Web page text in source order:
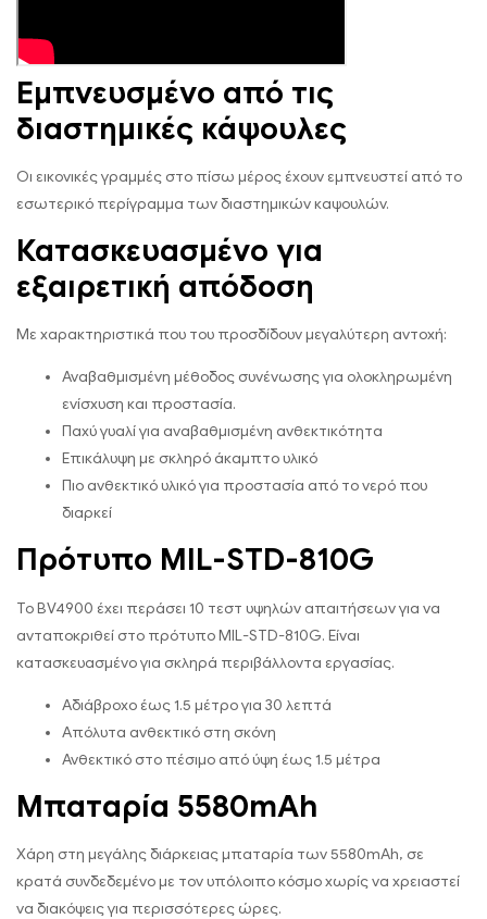
Εμπνευσμένο από τις
διαστημικές κάψουλες
Οι εικονικές γραμμές στο πίσω μέρος έχουν εμπνευστεί από το
εσωτερικό περίγραμμα των διαστημικών καψουλών.
Κατασκευασμένο για
εξαιρετική απόδοση
Με χαρακτηριστικά που του προσδίδουν μεγαλύτερη αντοχή:
Αναβαθμισμένη μέθοδος συνένωσης για ολοκληρωμένη
ενίσχυση και προστασία.
Παχύ γυαλί για αναβαθμισμένη ανθεκτικότητα
Επικάλυψη με σκληρό άκαμπτο υλικό
Πιο ανθεκτικό υλικό για προστασία από το νερό που
διαρκεί
Πρότυπο MIL-STD-810G
To BV4900 έχει περάσει 10 τεστ υψηλών απαιτήσεων για να
ανταποκριθεί στο πρότυπο MIL-STD-810G. Είναι
κατασκευασμένο για σκληρά περιβάλλοντα εργασίας.
Αδιάβροχο έως 1.5 μέτρο για 30 λεπτά
Απόλυτα ανθεκτικό στη σκόνη
Ανθεκτικό στο πέσιμο από ύψη έως 1.5 μέτρα
Μπαταρία 5580mAh
Χάρη στη μεγάλης διάρκειας μπαταρία των 5580mAh, σε
κρατά συνδεδεμένο με τον υπόλοιπο κόσμο χωρίς να χρειαστεί
να διακόψεις για περισσότερες ώρες.